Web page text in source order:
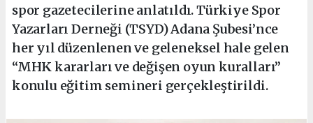
spor gazetecilerine anlatıldı. Türkiye Spor
Yazarları Derneği (TSYD) Adana Şubesi’nce
her yıl düzenlenen ve geleneksel hale gelen
“MHK kararları ve değişen oyun kuralları”
konulu eğitim semineri gerçekleştirildi.